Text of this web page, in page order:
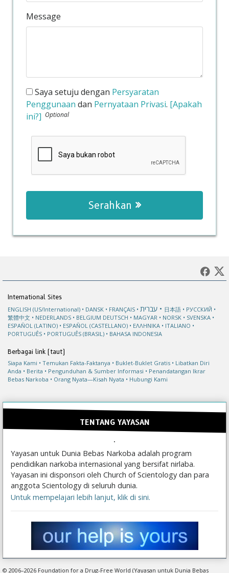
Message
Saya setuju dengan Persyaratan
Penggunaan dan Pernyataan Privasi. [Apakah
ini?]
Serahkan
International Sites
ENGLISH (US/International)
DANSK FRANÇAIS עברית 日本語
РУССКИЙ
繁體中文
NEDERLANDS BELGIUM DEUTSCH MAGYAR NORSK
SVENSKA
ESPAÑOL (LATINO)
ESPAÑOL (CASTELLANO) ΕΛΛΗΝΙΚA
ITALIANO
PORTUGUÊS
PORTUGUÊS (BRASIL) BAHASA INDONESIA
Berbagai link (taut)
Siapa Kami
Temukan Fakta-Faktanya Buklet-Buklet Gratis
Libatkan Diri
Anda
Berita Pengunduhan & Sumber Informasi
Penandatangan Ikrar
Bebas Narkoba
Orang Nyata—Kisah Nyata Hubungi Kami
TENTANG YAYASAN
Yayasan untuk Dunia Bebas Narkoba adalah program
pendidikan narkoba internasional yang bersifat nirlaba.
Yayasan ini disponsori oleh Church of Scientology dan para
anggota Scientology di seluruh dunia.
Untuk mempelajari lebih lanjut, klik di sini.
© 2006–2026 Foundation for a Drug-Free World (Yayasan untuk Dunia Bebas